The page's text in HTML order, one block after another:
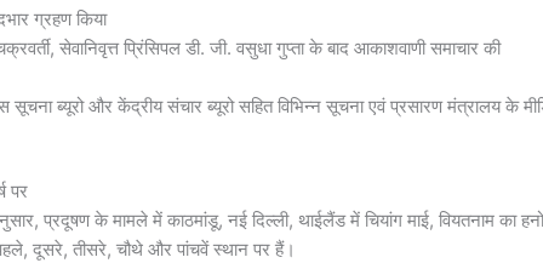
ग्रहण किया
सेवानिवृत्त प्रिंसिपल डी. जी. वसुधा गुप्ता के बाद आकाशवाणी समाचार की
ब्यूरो और केंद्रीय संचार ब्यूरो सहित विभिन्न सूचना एवं प्रसारण मंत्रालय के
पर
प्रदूषण के मामले में काठमांडू, नई दिल्ली, थाईलैंड में चियांग माई, वियतनाम का
दूसरे, तीसरे, चौथे और पांचवें स्थान पर हैं।